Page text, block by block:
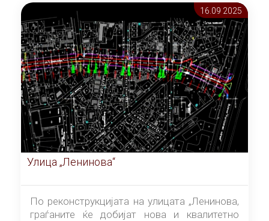
16.09 2025
Улица „Ленинова“
По реконструкцијата на улицата „Ленинова,
граѓаните ќе добијат нова и квалитетно